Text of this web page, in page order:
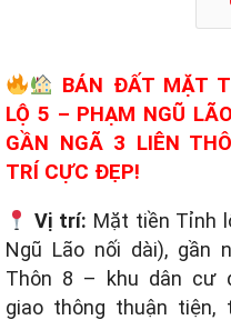
BÁN ĐẤT MẶT
LỘ 5 – PHẠM NGŨ
GẦN NGÃ 3 LIÊN
TRÍ CỰC ĐẸP!
Vị trí: Mặt tiền Tỉnh
Ngũ Lão nối dài), gần
Thôn 8 – khu dân cư
giao thông thuận tiện,